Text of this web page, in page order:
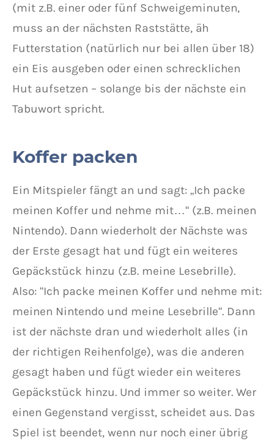
(mit z.B. einer oder fünf Schweigeminuten,
muss an der nächsten Raststätte, äh
Futterstation (natürlich nur bei allen über 18)
ein Eis ausgeben oder einen schrecklichen
Hut aufsetzen – solange bis der nächste ein
Tabuwort spricht.
Koffer packen
Ein Mitspieler fängt an und sagt: „Ich packe
meinen Koffer und nehme mit…“ (z.B. meinen
Nintendo). Dann wiederholt der Nächste was
der Erste gesagt hat und fügt ein weiteres
Gepäckstück hinzu (z.B. meine Lesebrille).
Also: “Ich packe meinen Koffer und nehme mit:
meinen Nintendo und meine Lesebrille“. Dann
ist der nächste dran und wiederholt alles (in
der richtigen Reihenfolge), was die anderen
gesagt haben und fügt wieder ein weiteres
Gepäckstück hinzu. Und immer so weiter. Wer
einen Gegenstand vergisst, scheidet aus. Das
Spiel ist beendet, wenn nur noch einer übrig